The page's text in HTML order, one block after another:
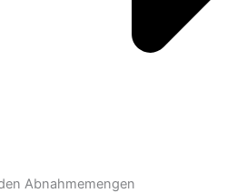
Abnahmemengen